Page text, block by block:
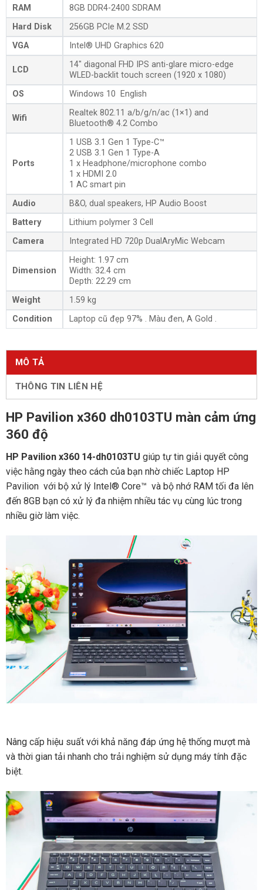
MÔ TẢ
THÔNG TIN LIÊN HỆ
HP Pavilion x360 dh0103TU màn cảm ứng
360 độ
HP Pavilion x360 14-dh0103TU giúp tự tin giải quyết công
việc hằng ngày theo cách của bạn nhờ chiếc Laptop HP
Pavilion với bộ xử lý Intel® Core™ và bộ nhớ RAM tối đa lên
đến 8GB bạn có xử lý đa nhiệm nhiều tác vụ cùng lúc trong
nhiều giờ làm việc.
Nâng cấp hiệu suất với khả năng đáp ứng hệ thống mượt mà
và thời gian tải nhanh cho trải nghiệm sử dụng máy tính đặc
biệt.
RAM
8GB DDR4-2400 SDRAM
Hard Disk
256GB PCIe M.2 SSD
VGA
Intel® UHD Graphics 620
LCD
14″ diagonal FHD IPS anti-glare micro-edge
WLED-backlit touch screen (1920 x 1080)
OS
Windows 10 English
Wifi
Realtek 802.11 a/b/g/n/ac (1×1) and
Bluetooth® 4.2 Combo
Ports
1 USB 3.1 Gen 1 Type-C™
2 USB 3.1 Gen 1 Type-A
1 x Headphone/microphone combo
1 x HDMI 2.0
1 AC smart pin
Audio
B&O, dual speakers, HP Audio Boost
Battery
Lithium polymer 3 Cell
Camera
Integrated HD 720p DualAryMic Webcam
Dimension
Height: 1.97 cm
Width: 32.4 cm
Depth: 22.29 cm
Weight
1.59 kg
Condition
Laptop cũ đẹp 97% . Màu đen, A Gold .